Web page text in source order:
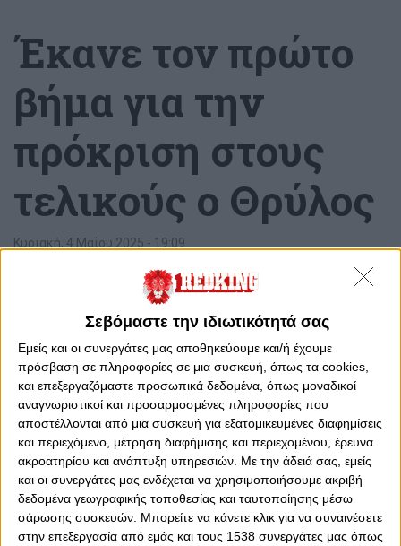
Σεβόμαστε την ιδιωτικότητά σας
Εμείς και οι συνεργάτες μας αποθηκεύουμε και/ή έχουμε
πρόσβαση σε πληροφορίες σε μια συσκευή, όπως τα cookies,
και επεξεργαζόμαστε προσωπικά δεδομένα, όπως μοναδικοί
αναγνωριστικοί και προσαρμοσμένες πληροφορίες που
αποστέλλονται από μια συσκευή για εξατομικευμένες διαφημίσεις
και περιεχόμενο, μέτρηση διαφήμισης και περιεχομένου, έρευνα
ακροατηρίου και ανάπτυξη υπηρεσιών. Με την άδειά σας, εμείς
και οι συνεργάτες μας ενδέχεται να χρησιμοποιήσουμε ακριβή
δεδομένα γεωγραφικής τοποθεσίας και ταυτοποίησης μέσω
σάρωσης συσκευών. Μπορείτε να κάνετε κλικ για να συναινέσετε
στην επεξεργασία από εμάς και τους 1538 συνεργάτες μας όπως
Έκανε τον πρώτο
βήμα για την
πρόκριση στους
τελικούς ο Θρύλος
Κυριακή, 4 Μαΐου 2025 - 19:09
0 0